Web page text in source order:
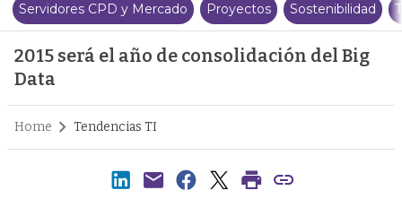
Servidores CPD y Mercado Proyectos Sostenibilidad
2015 será el año de consolidación del Big
Data
Home Tendencias TI